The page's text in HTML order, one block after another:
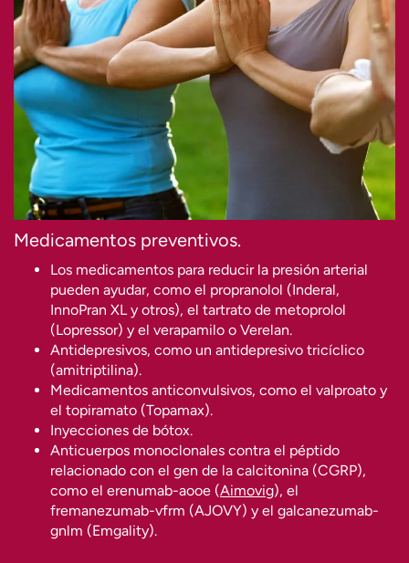
Medicamentos preventivos.
Los medicamentos para reducir la presión arterial
pueden ayudar, como el propranolol (Inderal,
InnoPran XL y otros), el tartrato de metoprolol
(Lopressor) y el verapamilo o Verelan.
Antidepresivos, como un antidepresivo tricíclico
(amitriptilina).
Medicamentos anticonvulsivos, como el valproato y
el topiramato (Topamax).
Inyecciones de bótox.
Anticuerpos monoclonales contra el péptido
relacionado con el gen de la calcitonina (CGRP),
como el erenumab-aooe (Aimovig), el
fremanezumab-vfrm (AJOVY) y el galcanezumab-
gnlm (Emgality).